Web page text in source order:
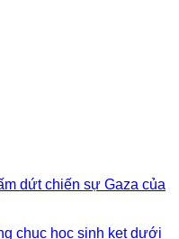
dứt chiến sự Gaza của
chục học sinh kẹt dưới